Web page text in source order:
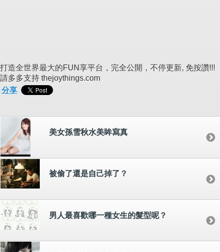
打造全世界最大的FUN享平台，完全公開，不停更新, 免按讚!!!
請多多支持 thejoythings.com
分享
美女孫雪秋水美眸寫真
被偷了還是自己掉了？
男人最喜歡哪一種女生的髮型呢？